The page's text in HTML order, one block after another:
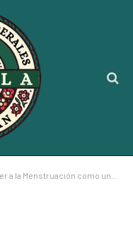
un Asunto de Salud Pública: Liliana Ortiz